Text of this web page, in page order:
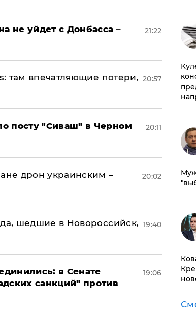
не уйдет с Донбасса –
21:22
там впечатляющие потери, 20:57
посту "Сиваш" в Черном
20:11
дрон украинским –
20:02
шедшие в Новороссийск, 19:40
в Сенате
санкций" против
19:06